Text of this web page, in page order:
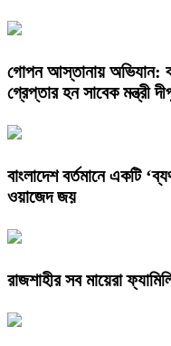
গোপন আস্তানায় অভিযান:
গ্রেপ্তার হন সাবেক মন্ত্রী
বাংলাদেশ বর্তমানে একটি
ওয়াজেদ জয়
রাজশাহীর সব মায়েরা